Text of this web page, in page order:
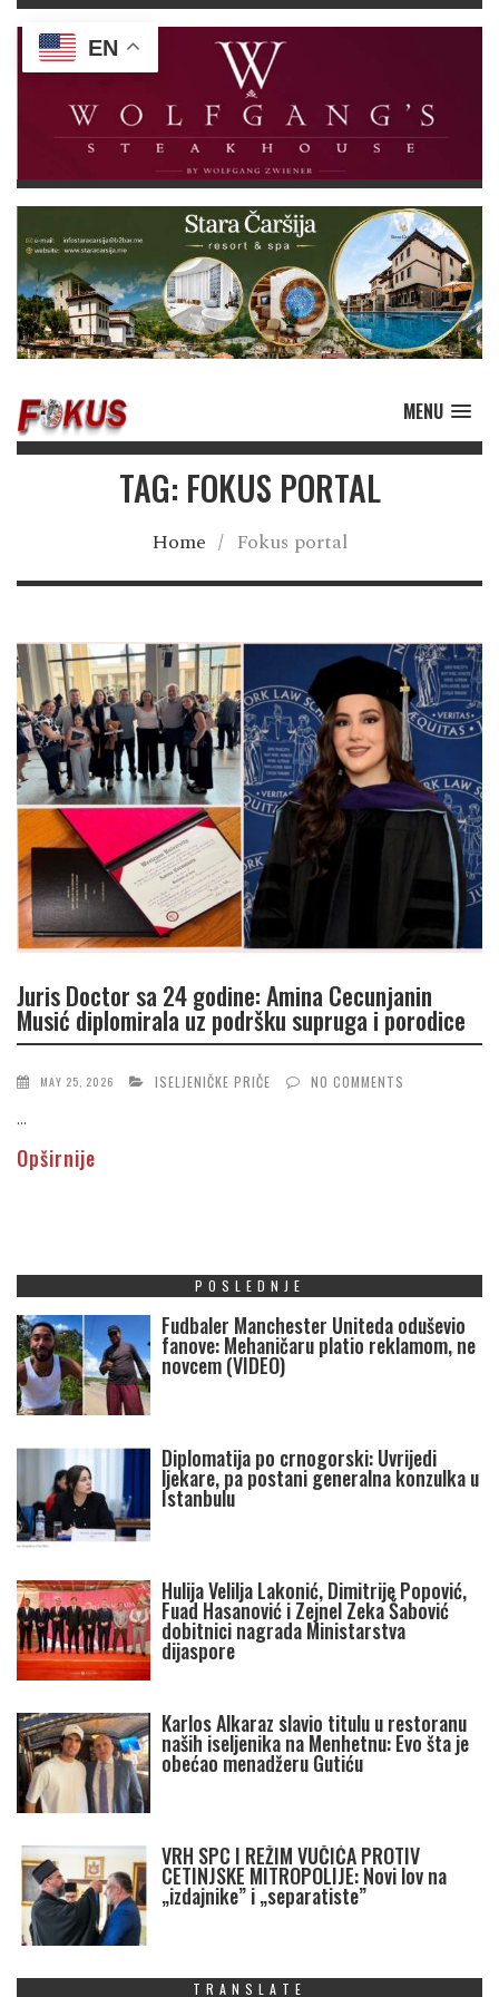
MENU
TAG: FOKUS PORTAL
Home / Fokus portal
Juris Doctor sa 24 godine: Amina Cecunjanin
Musić diplomirala uz podršku supruga i porodice
MAY 25, 2026 ISELJENIČKE PRIČE NO COMMENTS
...
Opširnije
POSLEDNJE
Fudbaler Manchester Uniteda oduševio
fanove: Mehaničaru platio reklamom, ne
novcem (VIDEO)
Diplomatija po crnogorski: Uvrijedi
ljekare, pa postani generalna konzulka u
Istanbulu
Hulija Velilja Lakonić, Dimitrije Popović,
Fuad Hasanović i Zejnel Zeka Šabović
dobitnici nagrada Ministarstva
dijaspore
Karlos Alkaraz slavio titulu u restoranu
naših iseljenika na Menhetnu: Evo šta je
obećao menadžeru Gutiću
VRH SPC I REŽIM VUČIĆA PROTIV
CETINJSKE MITROPOLIJE: Novi lov na
„izdajnike” i „separatiste”
TRANSLATE
EN